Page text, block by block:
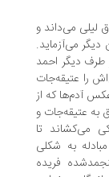
و
احمد
که از
و
تا
شکلی
فریده